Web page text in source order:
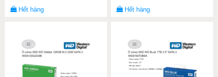
Hết hàng Hết hàng